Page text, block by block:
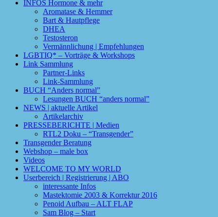
INFOS Hormone & mehr
Aromatase & Hemmer
Bart & Hautpflege
DHEA
Testosteron
Vermännlichung | Empfehlungen
LGBTIQ* – Vorträge & Workshops
Link Sammlung
Partner-Links
Link-Sammlung
BUCH “Anders normal”
Lesungen BUCH “anders normal”
NEWS | aktuelle Artikel
Artikelarchiv
PRESSEBERICHTE | Medien
RTL2 Doku – “Transgender”
Transgender Beratung
Webshop – male box
Videos
WELCOME TO MY WORLD
Userbereich | Registrierung | ABO
interessante Infos
Mastektomie 2003 & Korrektur 2016
Penoid Aufbau – ALT FLAP
Sam Blog – Start